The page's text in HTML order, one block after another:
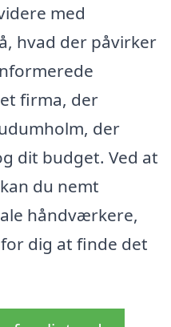
med
hvad der påvirker
firma, der
der
dit budget. Ved at
du nemt
håndværkere,
dig at finde det